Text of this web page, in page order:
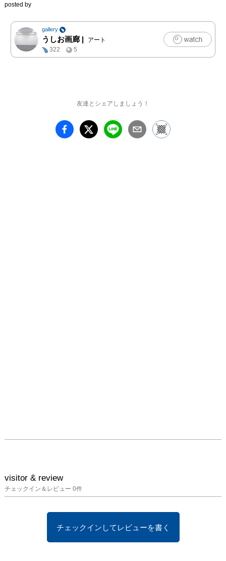
posted by
gallery
うしお画廊 |
アート
322
5
友達とシェアしましょう！
visitor & review
チェックイン＆レビュー 0件
チェックインしてレビューを書く